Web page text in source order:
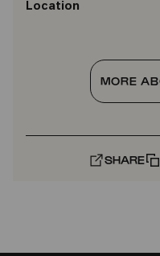
Location
MORE
SHARE